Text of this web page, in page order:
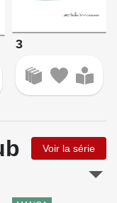
3
Voir la série